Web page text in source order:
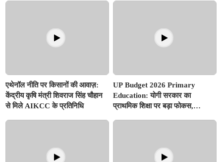
एथेनॉल नीति पर किसानों की आवाज़:
केंद्रीय कृषि मंत्री शिवराज सिंह चौहान
से मिले AIKCC के प्रतिनिधि
UP Budget 2026 Primary
Education: योगी सरकार का
प्राथमिक शिक्षा पर बड़ा फोकस,